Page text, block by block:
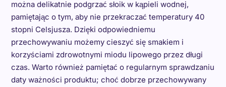
można delikatnie podgrzać słoik w kąpieli wodnej,
pamiętając o tym, aby nie przekraczać temperatury 40
stopni Celsjusza. Dzięki odpowiedniemu
przechowywaniu możemy cieszyć się smakiem i
korzyściami zdrowotnymi miodu lipowego przez długi
czas. Warto również pamiętać o regularnym sprawdzaniu
daty ważności produktu; choć dobrze przechowywany